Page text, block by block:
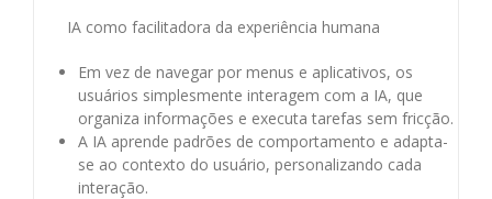
IA como facilitadora da experiência humana
Em vez de navegar por menus e aplicativos, os
usuários simplesmente interagem com a IA, que
organiza informações e executa tarefas sem fricção.
A IA aprende padrões de comportamento e adapta-
se ao contexto do usuário, personalizando cada
interação.